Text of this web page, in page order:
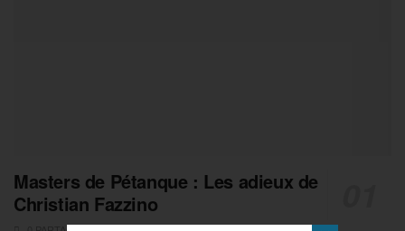
Masters de Pétanque : Les adieux de
Christian Fazzino